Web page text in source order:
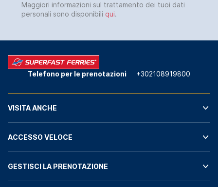
Maggiori informazioni sul trattamento dei tuoi dati
personali sono disponibili qui.
Telefono per le prenotazioni +302108919800
VISITA ANCHE
ACCESSO VELOCE
GESTISCI LA PRENOTAZIONE